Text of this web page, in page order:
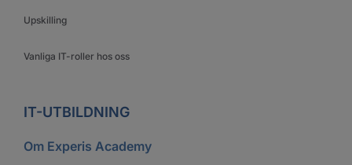
Upskilling
Vanliga IT-roller hos oss
IT-UTBILDNING
Om Experis Academy